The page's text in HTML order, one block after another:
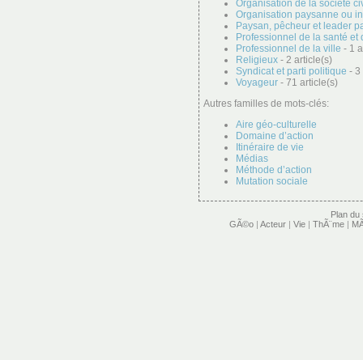
Organisation de la société
Organisation paysanne ou
Paysan, pêcheur et leader
Professionnel de la santé et
Professionnel de la ville - 1
Religieux - 2 article(s)
Syndicat et parti politique - 3
Voyageur - 71 article(s)
Autres familles de mots-clés:
Aire géo-culturelle
Domaine d’action
Itinéraire de vie
Médias
Méthode d’action
Mutation sociale
Plan du
GÃ©o | Acteur | Vie | ThÃ¨me |